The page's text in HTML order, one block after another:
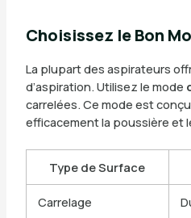
Choisissez le Bon
La plupart des aspirateurs
d’aspiration. Utilisez le mode
carrelées. Ce mode est
efficacement la poussière et
Type de Surface
Carrelage